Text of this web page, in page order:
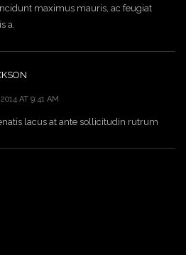
maximus mauris, ac feugiat
a.
AT 9:41 AM
lacus at ante sollicitudin rutrum